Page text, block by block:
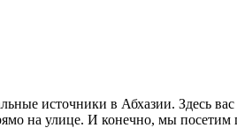
источники в Абхазии. Здесь
на улице. И конечно, мы